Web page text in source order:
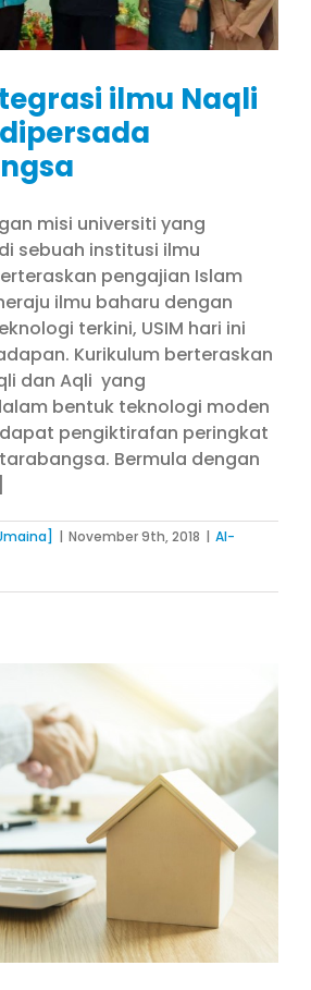
ilmu Naqli
misi universiti yang
sebuah institusi ilmu
pengajian Islam
ilmu baharu dengan
terkini, USIM hari ini
Kurikulum berteraskan
dan Aqli yang
bentuk teknologi moden
pengiktirafan peringkat
Bermula dengan
| November 9th, 2018 | Al-